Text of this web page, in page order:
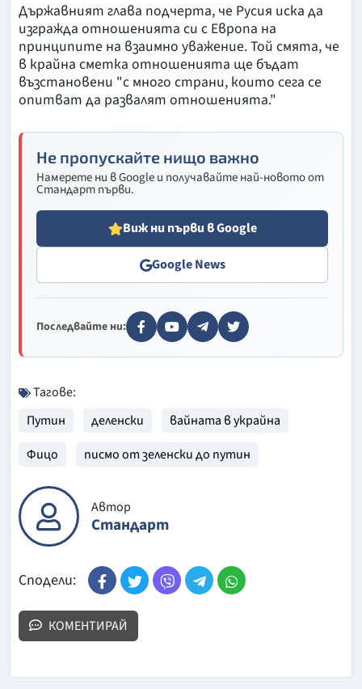
Държавният глава подчерта, че Русия иска да
изгражда отношенията си с Европа на
принципите на взаимно уважение. Той смята, че
в крайна сметка отношенията ще бъдат
възстановени "с много страни, които сега се
опитват да развалят отношенията."
Не пропускайте нищо важно
Намерете ни в Google и получавайте най-новото от
Стандарт първи.
Виж ни първи в Google
Google News
Последвайте ни:
Тагове:
Путин
деленски
вайната в украйна
Фицо
писмо от зеленски до путин
Автор
Стандарт
Сподели:
КОМЕНТИРАЙ